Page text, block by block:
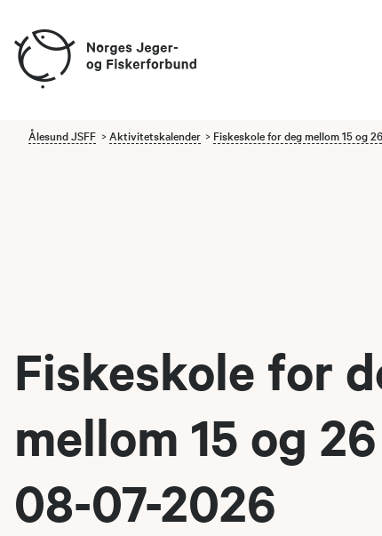
Ålesund JSFF Aktivitetskalender Fiskeskole for deg mellom 15 og
Fiskeskole for
mellom 15 og
08-07-2026